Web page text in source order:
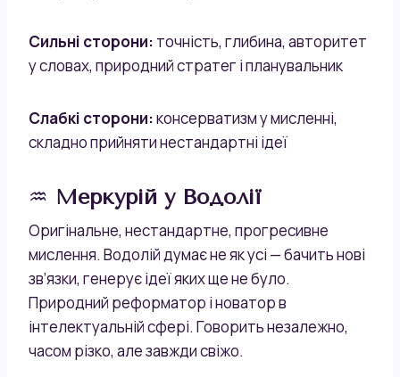
Сильні сторони: точність, глибина, авторитет
у словах, природний стратег і планувальник
Слабкі сторони:консерватизм у мисленні,
складно прийняти нестандартні ідеї
♒ Меркурій у Водолії
Оригінальне, нестандартне, прогресивне
мислення. Водолій думає не як усі — бачить нові
зв’язки, генерує ідеї яких ще не було.
Природний реформатор і новатор в
інтелектуальній сфері. Говорить незалежно,
часом різко, але завжди свіжо.